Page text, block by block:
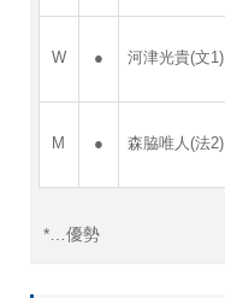
W ● 河津光貴(文1)
M ● 森脇唯人(法2)
*…優勢